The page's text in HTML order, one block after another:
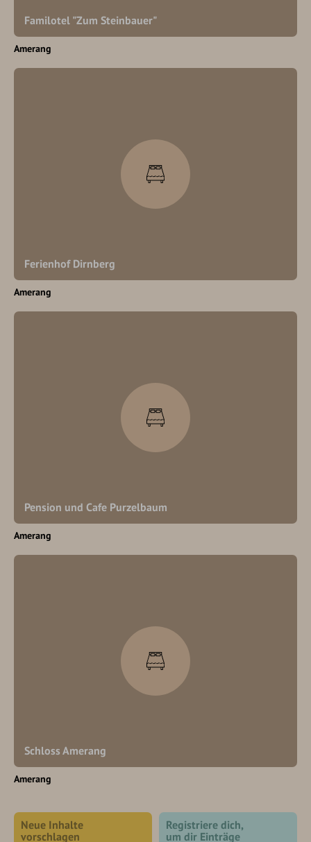
Familotel "Zum Steinbauer"
Amerang
Ferienhof Dirnberg
Amerang
Pension und Cafe Purzelbaum
Amerang
Schloss Amerang
Amerang
Neue Inhalte
vorschlagen
Registriere dich,
um dir Einträge